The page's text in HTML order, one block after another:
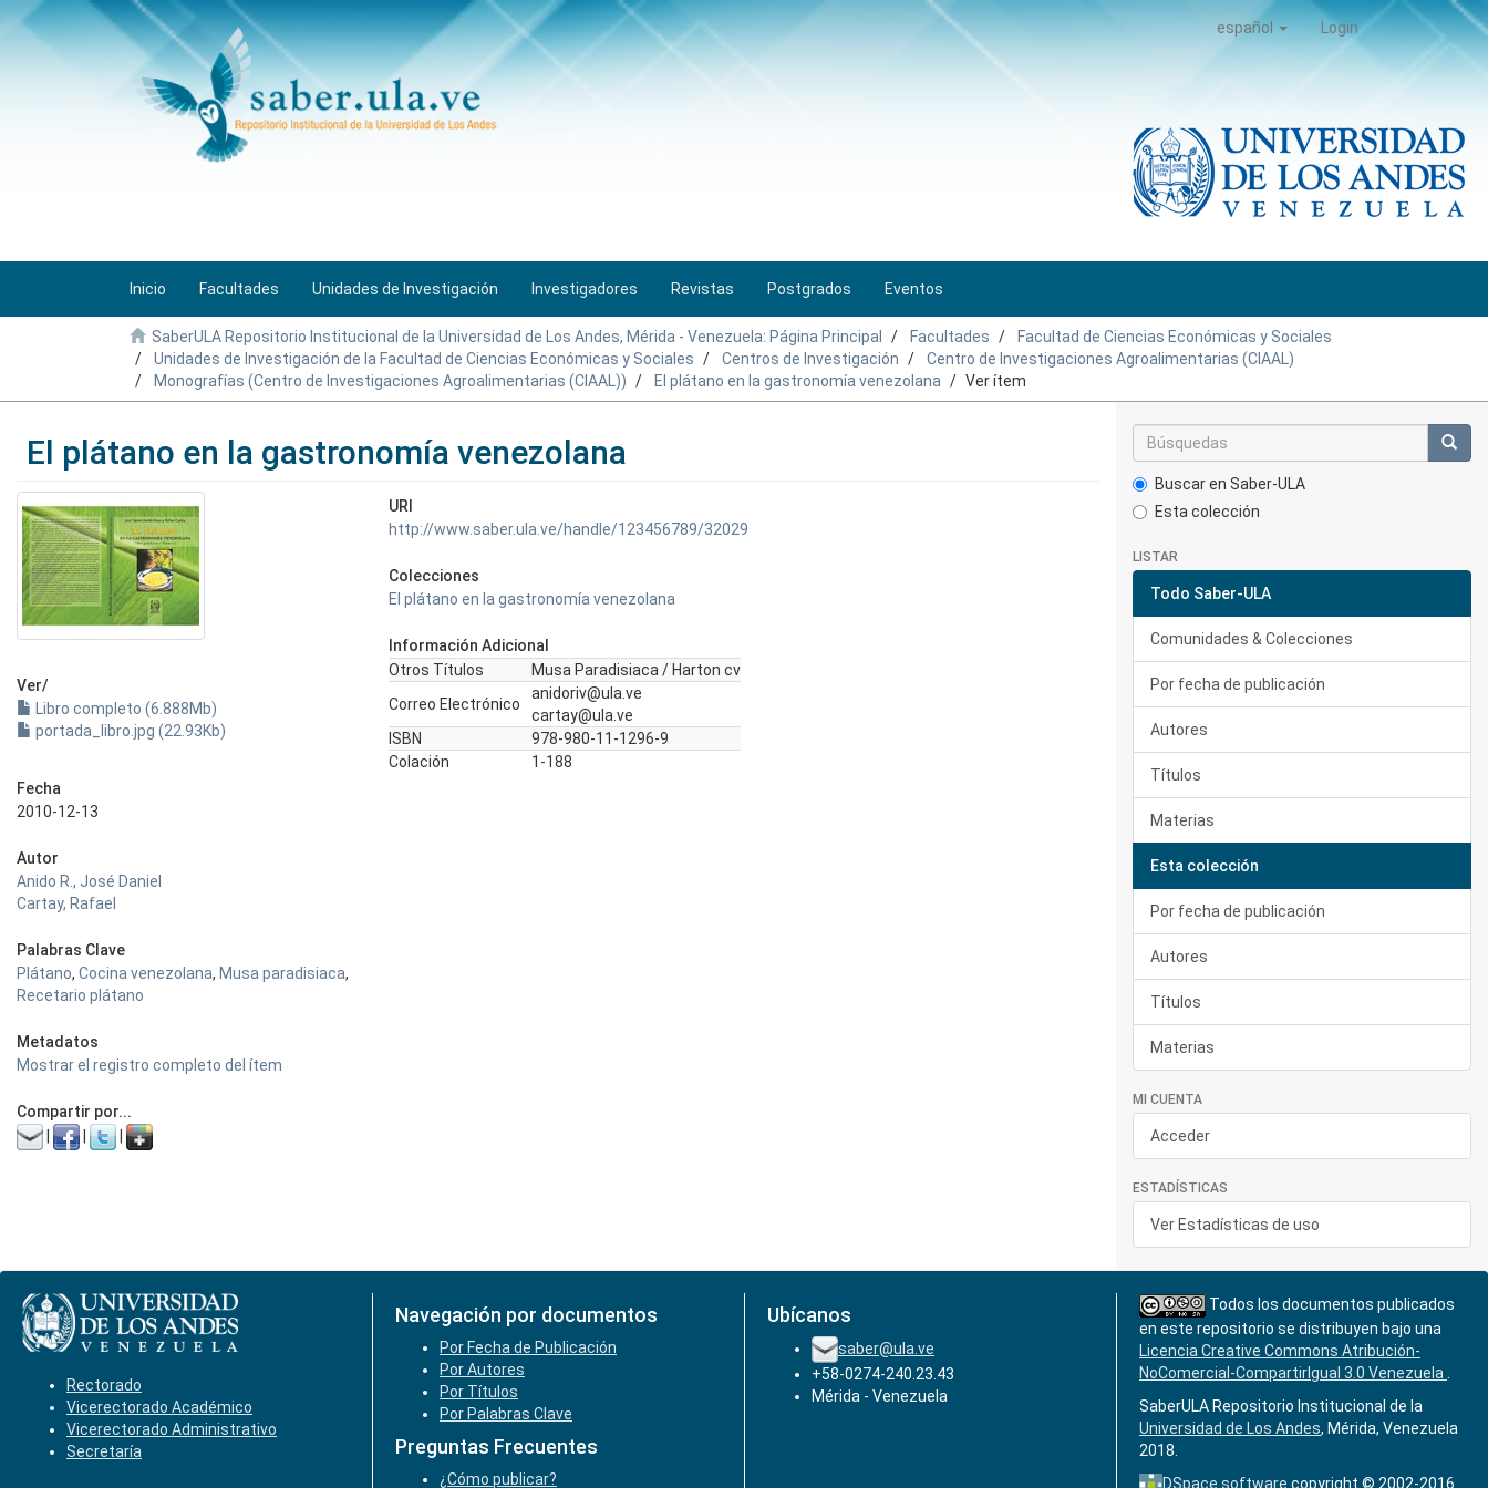
español Login
Inicio Facultades Unidades de Investigación Investigadores Revistas Postgrados Eventos
SaberULA Repositorio Institucional de la Universidad de Los Andes, Mérida - Venezuela: Página Principal Facultades
Facultad de Ciencias Económicas y Sociales
Unidades de Investigación de la Facultad de Ciencias Económicas y Sociales
Centros de Investigación
Centro de Investigaciones Agroalimentarias (CIAAL)
Monografías (Centro de Investigaciones Agroalimentarias (CIAAL))
El plátano en la gastronomía venezolana Ver ítem
El plátano en la gastronomía venezolana
Ver/
Libro completo (6.888Mb)
portada_libro.jpg (22.93Kb)
Fecha
2010-12-13
Autor
Anido R., José Daniel
Cartay, Rafael
Palabras Clave
Plátano, Cocina venezolana, Musa paradisiaca,
Recetario plátano
Metadatos
Mostrar el registro completo del ítem
Compartir por...
URI
http://www.saber.ula.ve/handle/123456789/32029
Colecciones
El plátano en la gastronomía venezolana
Información Adicional
Otros Títulos
Musa Paradisiaca / Harton cv
Correo Electrónico
anidoriv@ula.ve
cartay@ula.ve
ISBN
978-980-11-1296-9
Colación
1-188
Buscar en Saber-ULA
Esta colección
LISTAR
Todo Saber-ULA
Comunidades & Colecciones
Por fecha de publicación
Autores
Títulos
Materias
Esta colección
Por fecha de publicación
Autores
Títulos
Materias
MI CUENTA
Acceder
ESTADÍSTICAS
Ver Estadísticas de uso
Rectorado
Vicerectorado Académico
Vicerectorado Administrativo
Secretaría
Navegación por documentos
Por Fecha de Publicación
Por Autores
Por Títulos
Por Palabras Clave
Preguntas Frecuentes
¿Cómo publicar?
Ubícanos
saber@ula.ve
+58-0274-240.23.43
Mérida - Venezuela
Todos los documentos publicados
en este repositorio se distribuyen bajo una
Licencia Creative Commons Atribución-
NoComercial-CompartirIgual 3.0 Venezuela
SaberULA Repositorio Institucional de la
Universidad de Los Andes, Mérida, Venezuela
2018.
DSpace software copyright © 2002-2016